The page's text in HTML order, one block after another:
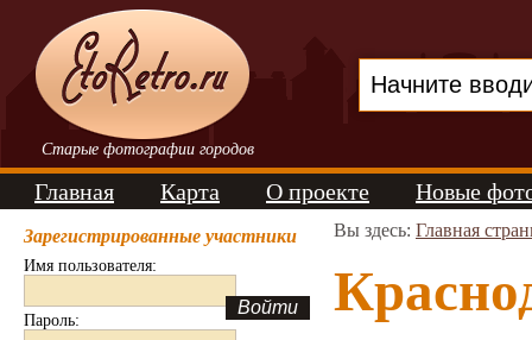
Старые фотографии городов
Главная Карта О проекте Новые
Зарегистрированные участники
Имя пользователя:
Пароль:
Вы здесь: Главная